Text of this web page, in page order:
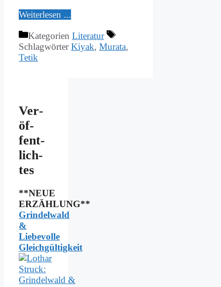
Wei­ter­le­sen ...
Kategorien Literatur
SchlagwörterKiyak, Murata,
Tetik
Ver­
öf­
fent­
lich­
tes
**NEUE
ERZÄHLUNG**
Grindelwald
&
Liebevolle
Gleichgültigkeit